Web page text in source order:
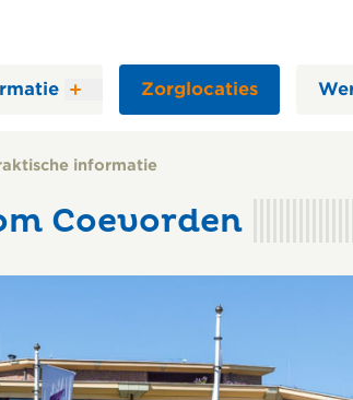
Zorglocaties
informatie
Coevorden